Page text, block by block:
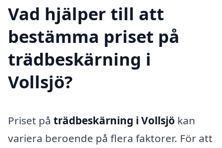
Vad hjälper till att
bestämma priset på
trädbeskärning i
Vollsjö?
Priset på trädbeskärning i Vollsjö kan
variera beroende på flera faktorer. För att